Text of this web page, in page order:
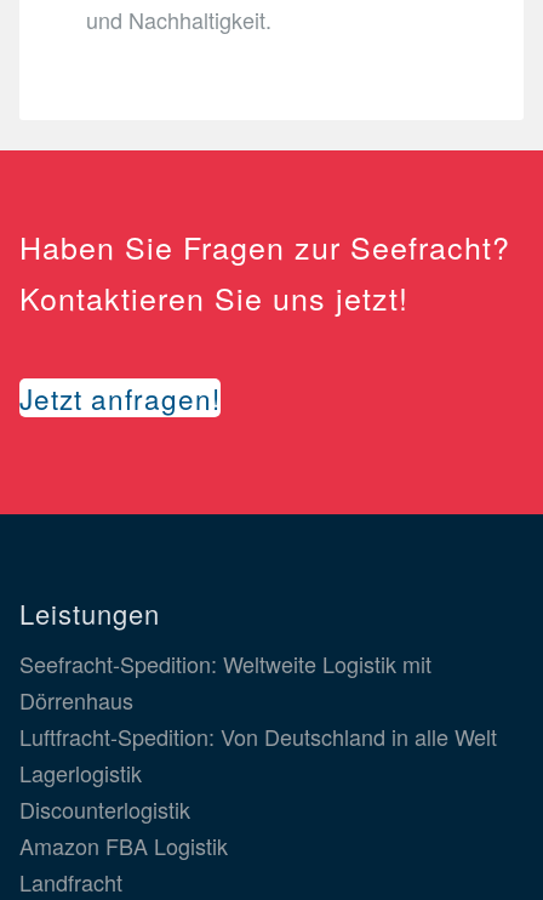
und Nachhaltigkeit.
Haben Sie Fragen zur Seefracht?
Kontaktieren Sie uns jetzt!
Jetzt anfragen!
Leistungen
Seefracht-Spedition: Weltweite Logistik mit
Dörrenhaus
Luftfracht-Spedition: Von Deutschland in alle Welt
Lagerlogistik
Discounterlogistik
Amazon FBA Logistik
Landfracht